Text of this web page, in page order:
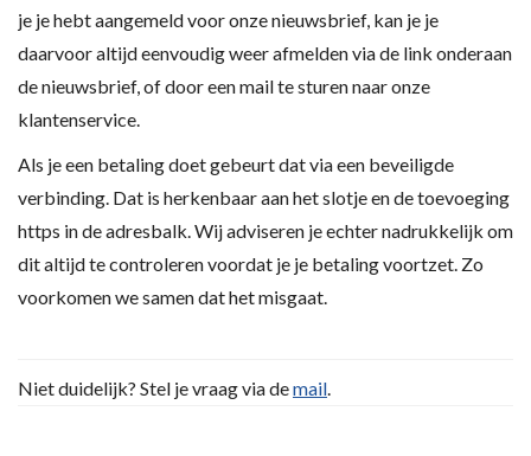
je je hebt aangemeld voor onze nieuwsbrief, kan je je
daarvoor altijd eenvoudig weer afmelden via de link onderaan
de nieuwsbrief, of door een mail te sturen naar onze
klantenservice.
Als je een betaling doet gebeurt dat via een beveiligde
verbinding. Dat is herkenbaar aan het slotje en de toevoeging
https in de adresbalk. Wij adviseren je echter nadrukkelijk om
dit altijd te controleren voordat je je betaling voortzet. Zo
voorkomen we samen dat het misgaat.
Niet duidelijk? Stel je vraag via demail.